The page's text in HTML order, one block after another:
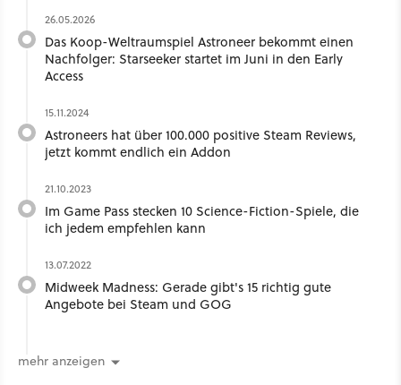
26.05.2026
Das Koop-Weltraumspiel Astroneer bekommt einen
Nachfolger: Starseeker startet im Juni in den Early
Access
15.11.2024
Astroneers hat über 100.000 positive Steam Reviews,
jetzt kommt endlich ein Addon
21.10.2023
Im Game Pass stecken 10 Science-Fiction-Spiele, die
ich jedem empfehlen kann
13.07.2022
Midweek Madness: Gerade gibt's 15 richtig gute
Angebote bei Steam und GOG
mehr anzeigen